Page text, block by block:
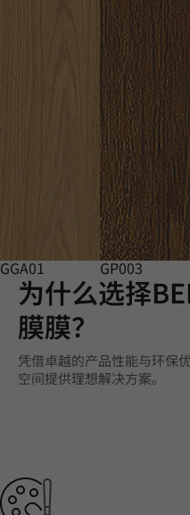
GGA01 GP003
为什么选择
膜膜？
凭借卓越的产品性能与环保
空间提供理想解决方案。